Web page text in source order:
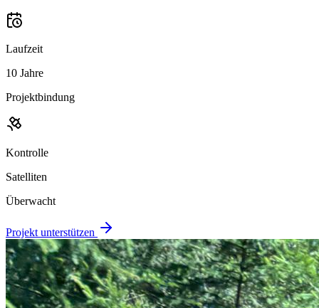
Laufzeit
10 Jahre
Projektbindung
Kontrolle
Satelliten
Überwacht
Projekt unterstützen